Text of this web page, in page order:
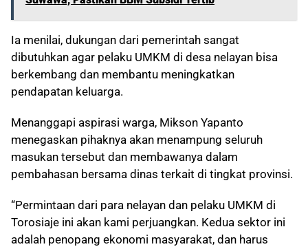
Ia menilai, dukungan dari pemerintah sangat
dibutuhkan agar pelaku UMKM di desa nelayan bisa
berkembang dan membantu meningkatkan
pendapatan keluarga.
Menanggapi aspirasi warga, Mikson Yapanto
menegaskan pihaknya akan menampung seluruh
masukan tersebut dan membawanya dalam
pembahasan bersama dinas terkait di tingkat provinsi.
“Permintaan dari para nelayan dan pelaku UMKM di
Torosiaje ini akan kami perjuangkan. Kedua sektor ini
adalah penopang ekonomi masyarakat, dan harus